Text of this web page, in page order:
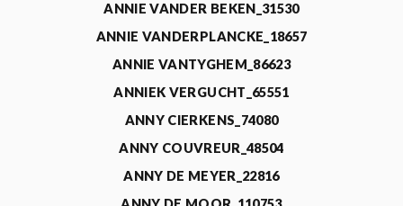
ANNIE VANDER BEKEN_31530
ANNIE VANDERPLANCKE_18657
ANNIE VANTYGHEM_86623
ANNIEK VERGUCHT_65551
ANNY CIERKENS_74080
ANNY COUVREUR_48504
ANNY DE MEYER_22816